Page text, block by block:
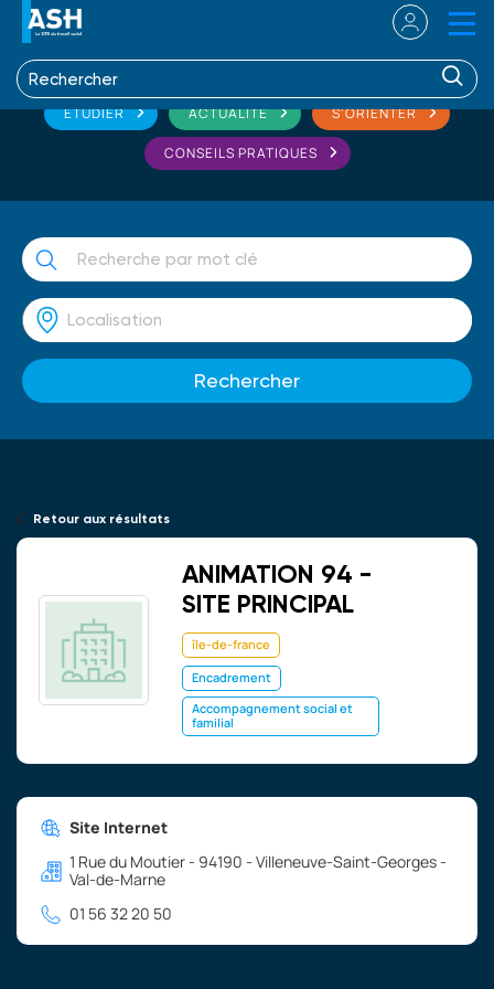
ETUDIER ACTUALITÉ S'ORIENTER
CONSEILS PRATIQUES
Retour aux résultats
ANIMATION 94 -
SITE PRINCIPAL
île-de-france
Encadrement
Accompagnement social et
familial
Site Internet
1 Rue du Moutier - 94190 - Villeneuve-Saint-Georges -
Val-de-Marne
01 56 32 20 50